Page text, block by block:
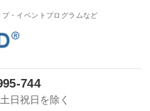
・イベントプログラムなど
744
日祝日を除く